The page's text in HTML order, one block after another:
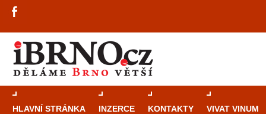
HLAVNÍ STRÁNKA INZERCE KONTAKTY VIVAT VINUM